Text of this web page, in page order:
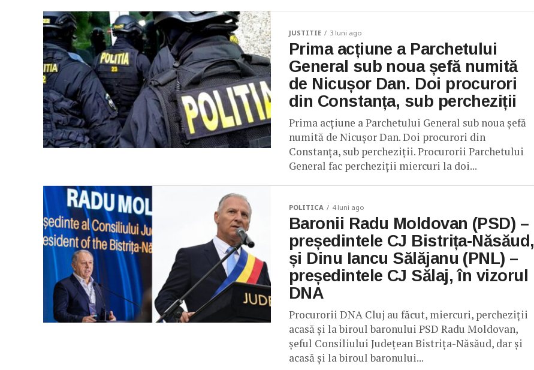
JUSTITIE 3 luni ago
Prima acțiune a Parchetului
General sub noua șefă numită
de Nicușor Dan. Doi procurori
din Constanța, sub percheziții
Prima acțiune a Parchetului General sub noua șefă
numită de Nicușor Dan. Doi procurori din
Constanța, sub percheziții. Procurorii Parchetului
General fac percheziții miercuri la doi...
POLITICA 4 luni ago
Baronii Radu Moldovan (PSD) –
președintele CJ Bistrița-Năsăud,
și Dinu Iancu Sălăjanu (PNL) –
președintele CJ Sălaj, în vizorul
DNA
Procurorii DNA Cluj au făcut, miercuri, percheziții
acasă și la biroul baronului PSD Radu Moldovan,
șeful Consiliului Județean Bistrița-Năsăud, dar și
acasă și la biroul baronului...